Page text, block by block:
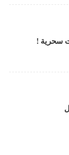
سحرية !